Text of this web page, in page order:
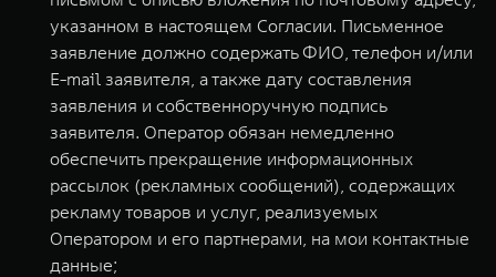
указанном в настоящем Согласии. Письменное
заявление должно содержать ФИО, телефон и/или
E-mail заявителя, а также дату составления
заявления и собственноручную подпись
заявителя. Оператор обязан немедленно
обеспечить прекращение информационных
рассылок (рекламных сообщений), содержащих
рекламу товаров и услуг, реализуемых
Оператором и его партнерами, на мои контактные
данные;